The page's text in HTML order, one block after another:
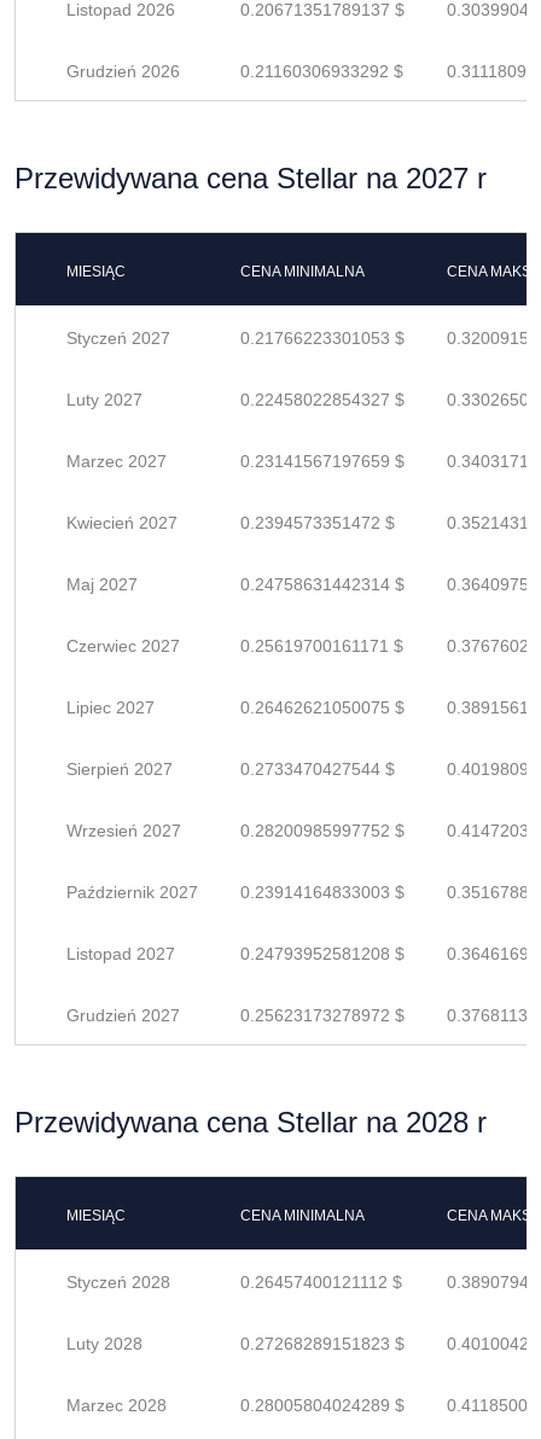
Listopad 2026 0.20671351789137 $
Grudzień 2026 0.21160306933292 $
Przewidywana cena Stellar na 2027 r
MIESIĄC CENA MINIMALNA CENA
Styczeń 2027 0.21766223301053 $
Luty 2027 0.22458022854327 $
Marzec 2027 0.23141567197659 $
Kwiecień 2027 0.2394573351472 $
Maj 2027 0.24758631442314 $
Czerwiec 2027 0.25619700161171 $
Lipiec 2027 0.26462621050075 $
Sierpień 2027 0.2733470427544 $
Wrzesień 2027 0.28200985997752 $
Październik 2027 0.23914164833003 $
Listopad 2027 0.24793952581208 $
Grudzień 2027 0.25623173278972 $
Przewidywana cena Stellar na 2028 r
MIESIĄC CENA MINIMALNA CENA
Styczeń 2028 0.26457400121112 $
Luty 2028 0.27268289151823 $
Marzec 2028 0.28005804024289 $